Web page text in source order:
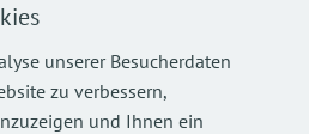
unserer Besucherdaten
zu verbessern,
und Ihnen ein
personenbezogenen Daten